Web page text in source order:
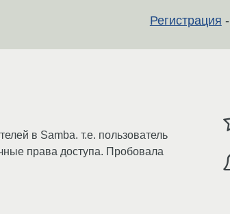
Регистрация -
в Samba. т.е. пользователь
права доступа. Пробовала